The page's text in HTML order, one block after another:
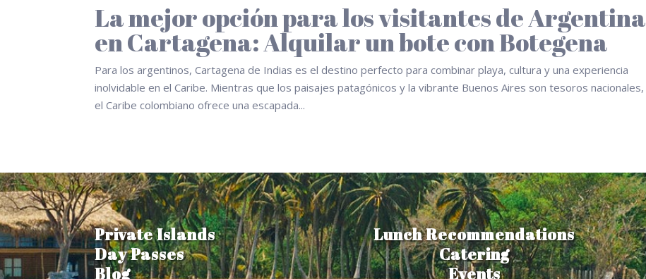
La mejor opción para los visitantes de Argentina
en Cartagena: Alquilar un bote con Botegena
Para los argentinos, Cartagena de Indias es el destino perfecto para combinar playa, cultura y una experiencia
inolvidable en el Caribe. Mientras que los paisajes patagónicos y la vibrante Buenos Aires son tesoros nacionales,
el Caribe colombiano ofrece una escapada...
Private Islands
Day Passes
Blog
Lunch Recommendations
Catering
Events